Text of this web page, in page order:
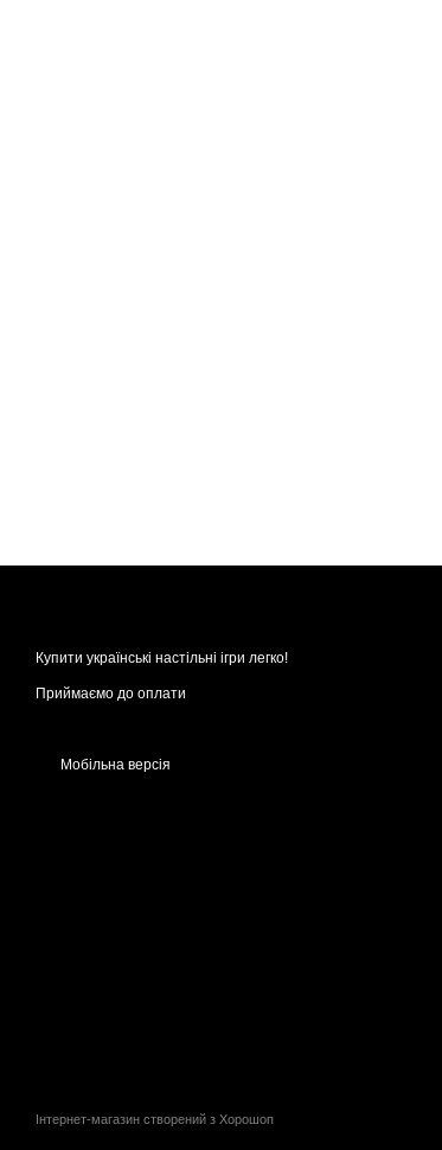
Купити українські настільні ігри легко!
Приймаємо до оплати
Мобільна версія
Інтернет-магазин створений з Хорошоп